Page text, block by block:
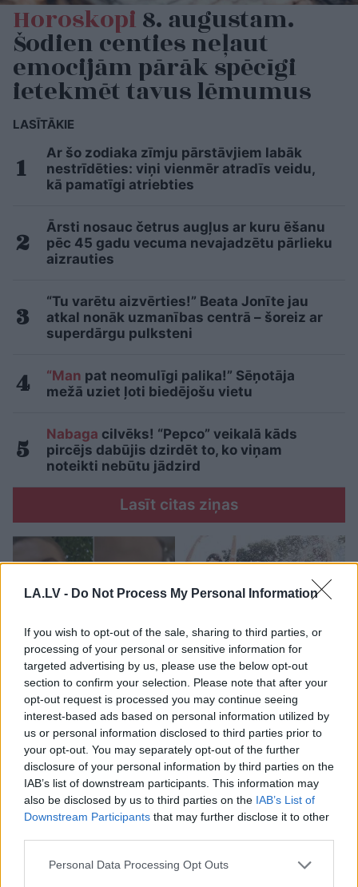
LA.LV - Do Not Process My Personal Information
If you wish to opt-out of the sale, sharing to third parties, or
processing of your personal or sensitive information for
targeted advertising by us, please use the below opt-out
section to confirm your selection. Please note that after your
opt-out request is processed you may continue seeing
interest-based ads based on personal information utilized by
us or personal information disclosed to third parties prior to
your opt-out. You may separately opt-out of the further
disclosure of your personal information by third parties on the
IAB’s list of downstream participants. This information may
also be disclosed by us to third parties on the IAB’s List of
Downstream Participants that may further disclose it to other
Please note that this website/app uses one or more Google
Personal Data Processing Opt Outs
Horoskopi8. augustam.
Šodien centies neļaut
emocijām pārāk spēcīgi
ietekmēt tavus lēmumus
LASĪTĀKIE
Ar šo zodiaka zīmju pārstāvjiem labāk
nestrīdēties: viņi vienmēr atradīs veidu,
kā pamatīgi atriebties
Ārsti nosauc četrus augļus ar kuru ēšanu
pēc 45 gadu vecuma nevajadzētu pārlieku
aizrauties
“Tu varētu aizvērties!” Beata Jonīte jau
atkal nonāk uzmanības centrā – šoreiz ar
superdārgu pulksteni
“Man pat neomulīgi palika!” Sēņotāja
mežā uziet ļoti biedējošu vietu
Nabaga cilvēks! “Pepco” veikalā kāds
pircējs dabūjis dzirdēt to, ko viņam
noteikti nebūtu jādzird
Lasīt citas ziņas
“Tu varētu aizvērties!”
Beata Jonīte jau atkal
nonāk uzmanības
centrā – šoreiz ar
superdārgu pulksteni
3 zodiaka zīmes šajā
nedēļas nogalē kārtīgi
“nodos uguņus”, bet
vienai – labāk palikt
mājās